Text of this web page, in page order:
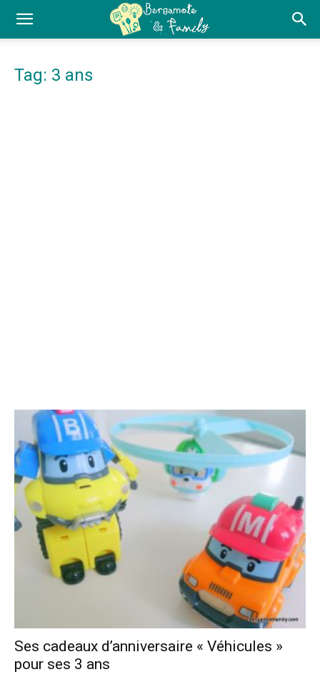
Tag: 3 ans
Ses cadeaux d’anniversaire « Véhicules »
pour ses 3 ans